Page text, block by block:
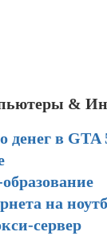
&
денег в GTA
на
сервер